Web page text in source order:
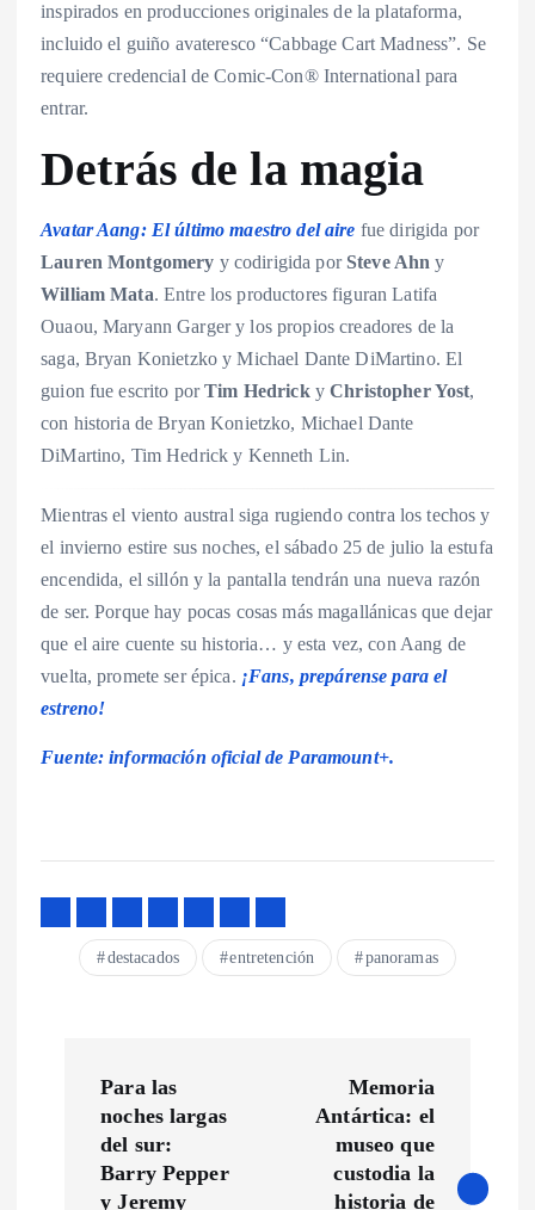
inspirados en producciones originales de la plataforma,
incluido el guiño avateresco “Cabbage Cart Madness”. Se
requiere credencial de Comic-Con® International para
entrar.
Detrás de la magia
Avatar Aang: El último maestro del aire fue dirigida por
Lauren Montgomery y codirigida por Steve Ahn y
William Mata. Entre los productores figuran Latifa
Ouaou, Maryann Garger y los propios creadores de la
saga, Bryan Konietzko y Michael Dante DiMartino. El
guion fue escrito porTim HedrickyChristopher Yost,
con historia de Bryan Konietzko, Michael Dante
DiMartino, Tim Hedrick y Kenneth Lin.
Mientras el viento austral siga rugiendo contra los techos y
el invierno estire sus noches, el sábado 25 de julio la estufa
encendida, el sillón y la pantalla tendrán una nueva razón
de ser. Porque hay pocas cosas más magallánicas que dejar
que el aire cuente su historia… y esta vez, con Aang de
vuelta, promete ser épica. ¡Fans, prepárense para el
estreno!
Fuente: información oficial de Paramount+.
destacados entretención panoramas
Para las
noches largas
del sur:
Barry Pepper
y Jeremy
Memoria
Antártica: el
museo que
custodia la
historia de